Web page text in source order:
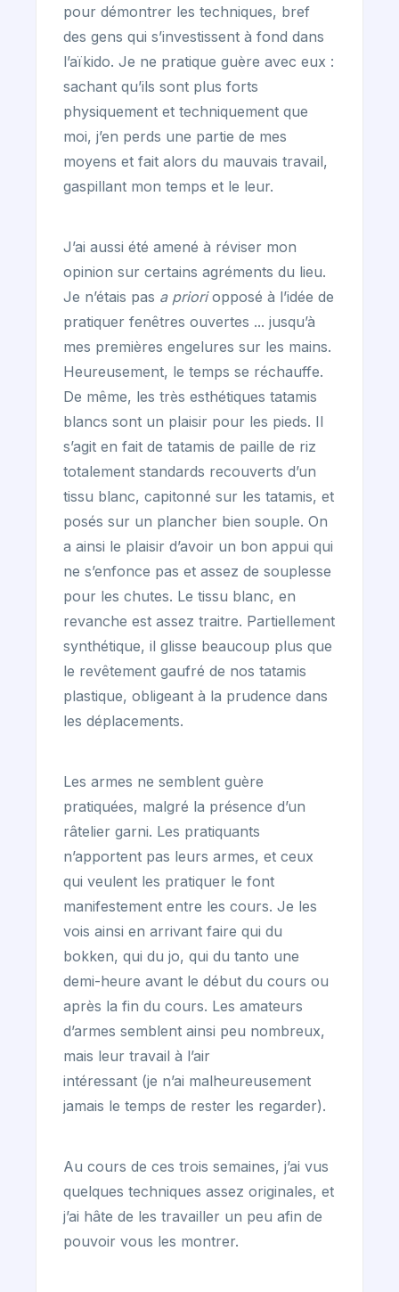
pour démontrer les techniques, bref
des gens qui s’investissent à fond dans
l’aïkido. Je ne pratique guère avec eux :
sachant qu’ils sont plus forts
physiquement et techniquement que
moi, j’en perds une partie de mes
moyens et fait alors du mauvais travail,
gaspillant mon temps et le leur.
J’ai aussi été amené à réviser mon
opinion sur certains agréments du lieu.
Je n’étais pas a prioriopposé à l’idée de
pratiquer fenêtres ouvertes ... jusqu’à
mes premières engelures sur les mains.
Heureusement, le temps se réchauffe.
De même, les très esthétiques tatamis
blancs sont un plaisir pour les pieds. Il
s’agit en fait de tatamis de paille de riz
totalement standards recouverts d’un
tissu blanc, capitonné sur les tatamis, et
posés sur un plancher bien souple. On
a ainsi le plaisir d’avoir un bon appui qui
ne s’enfonce pas et assez de souplesse
pour les chutes. Le tissu blanc, en
revanche est assez traitre. Partiellement
synthétique, il glisse beaucoup plus que
le revêtement gaufré de nos tatamis
plastique, obligeant à la prudence dans
les déplacements.
Les armes ne semblent guère
pratiquées, malgré la présence d’un
râtelier garni. Les pratiquants
n’apportent pas leurs armes, et ceux
qui veulent les pratiquer le font
manifestement entre les cours. Je les
vois ainsi en arrivant faire qui du
bokken, qui du jo, qui du tanto une
demi-heure avant le début du cours ou
après la fin du cours. Les amateurs
d’armes semblent ainsi peu nombreux,
mais leur travail à l’air
intéressant (je n’ai malheureusement
jamais le temps de rester les regarder).
Au cours de ces trois semaines, j’ai vus
quelques techniques assez originales, et
j’ai hâte de les travailler un peu afin de
pouvoir vous les montrer.